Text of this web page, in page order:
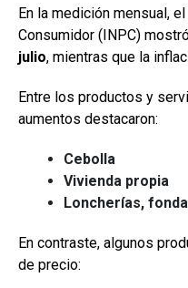
En la medición mensual,
Consumidor (INPC)
julio, mientras que la
Entre los productos y
aumentos destacaron:
Cebolla
Vivienda propia
Loncherías,
En contraste, algunos
de precio: